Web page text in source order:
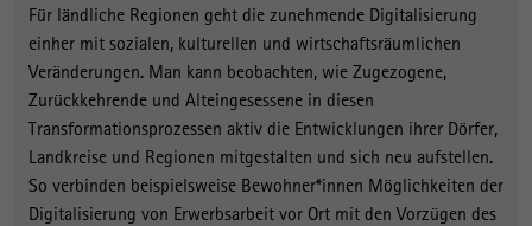
Für ländliche Regionen geht die zunehmende Digitalisierung
einher mit sozialen, kulturellen und wirtschaftsräumlichen
Veränderungen. Man kann beobachten, wie Zugezogene,
Zurückkehrende und Alteingesessene in diesen
Transformationsprozessen aktiv die Entwicklungen ihrer Dörfer,
Landkreise und Regionen mitgestalten und sich neu aufstellen.
So verbinden beispielsweise Bewohner*innen Möglichkeiten der
Digitalisierung von Erwerbsarbeit vor Ort mit den Vorzügen des